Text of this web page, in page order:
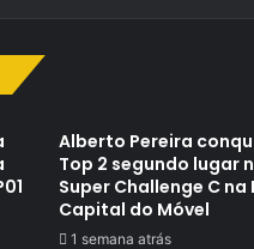
Alberto Pereira
Top 2 segundo lugar
Super Challenge C na
Capital do Móvel
1 semana atrás